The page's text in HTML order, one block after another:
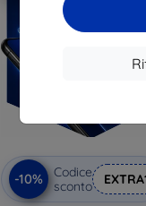
-10%
Codice
sconto